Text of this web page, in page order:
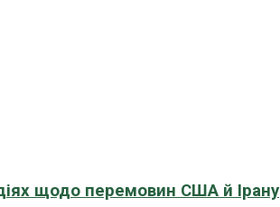
щодо перемовин США й Ірану